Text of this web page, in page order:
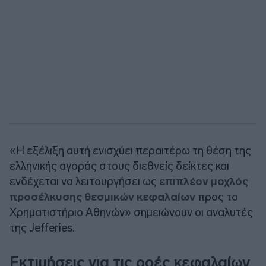
«Η εξέλιξη αυτή ενισχύει περαιτέρω τη θέση της
ελληνικής αγοράς στους διεθνείς δείκτες και
ενδέχεται να λειτουργήσει ως επιπλέον μοχλός
προσέλκυσης θεσμικών κεφαλαίων προς το
Χρηματιστήριο Αθηνών» σημειώνουν οι αναλυτές
της Jefferies.